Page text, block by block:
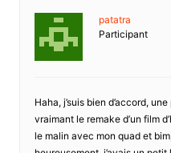
patatra
Participant
Haha, j’suis bien d’accord,
vraimant le remake d’un film
le malin avec mon quad et